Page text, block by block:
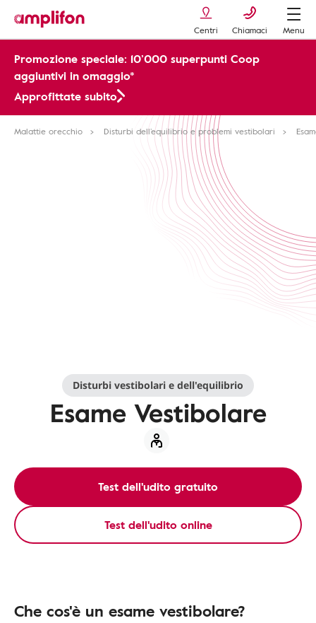
Centri Chiamaci Menu
Promozione speciale: 10’000 superpunti Coop
aggiuntivi in omaggio*
Approfittate subito
Malattie orecchio Disturbi dell’equilibrio e problemi vestibolari
Disturbi vestibolari e dell'equilibrio
Esame Vestibolare
Test dell'udito gratuito
Test dell'udito online
Che cos'è un esame vestibolare?